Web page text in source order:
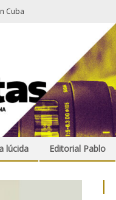
Cuba
lúcida Editorial Pablo